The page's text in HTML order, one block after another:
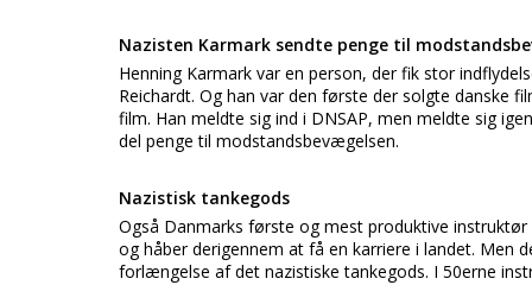
Nazisten Karmark sendte penge til
Henning Karmark var en person, der fik stor
Reichardt. Og han var den første der solgte danske
film. Han meldte sig ind i DNSAP, men meldte sig
del penge til modstandsbevægelsen.
Nazistisk tankegods
Også Danmarks første og mest produktive instruktør
og håber derigennem at få en karriere i landet. Men
forlængelse af det nazistiske tankegods. I 50erne